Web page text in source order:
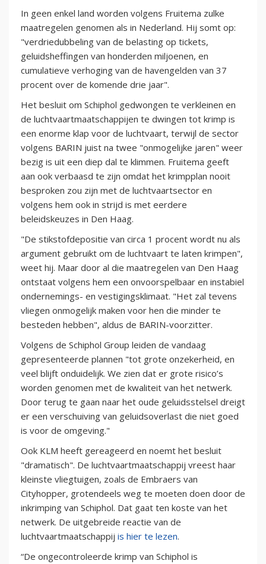
In geen enkel land worden volgens Fruitema zulke
maatregelen genomen als in Nederland. Hij somt op:
"verdriedubbeling van de belasting op tickets,
geluidsheffingen van honderden miljoenen, en
cumulatieve verhoging van de havengelden van 37
procent over de komende drie jaar".
Het besluit om Schiphol gedwongen te verkleinen en
de luchtvaartmaatschappijen te dwingen tot krimp is
een enorme klap voor de luchtvaart, terwijl de sector
volgens BARIN juist na twee "onmogelijke jaren" weer
bezig is uit een diep dal te klimmen. Fruitema geeft
aan ook verbaasd te zijn omdat het krimpplan nooit
besproken zou zijn met de luchtvaartsector en
volgens hem ook in strijd is met eerdere
beleidskeuzes in Den Haag.
"De stikstofdepositie van circa 1 procent wordt nu als
argument gebruikt om de luchtvaart te laten krimpen",
weet hij. Maar door al die maatregelen van Den Haag
ontstaat volgens hem een onvoorspelbaar en instabiel
ondernemings- en vestigingsklimaat. "Het zal tevens
vliegen onmogelijk maken voor hen die minder te
besteden hebben", aldus de BARIN-voorzitter.
Volgens de Schiphol Group leiden de vandaag
gepresenteerde plannen "tot grote onzekerheid, en
veel blijft onduidelijk. We zien dat er grote risico’s
worden genomen met de kwaliteit van het netwerk.
Door terug te gaan naar het oude geluidsstelsel dreigt
er een verschuiving van geluidsoverlast die niet goed
is voor de omgeving."
Ook KLM heeft gereageerd en noemt het besluit
"dramatisch". De luchtvaartmaatschappij vreest haar
kleinste vliegtuigen, zoals de Embraers van
Cityhopper, grotendeels weg te moeten doen door de
inkrimping van Schiphol. Dat gaat ten koste van het
netwerk. De uitgebreide reactie van de
luchtvaartmaatschappij is hier te lezen.
“De ongecontroleerde krimp van Schiphol is